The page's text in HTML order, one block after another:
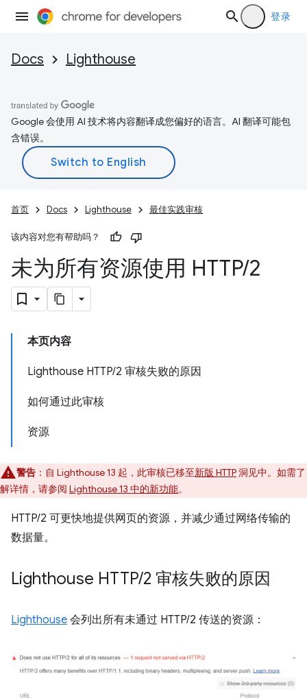
登录
Docs Lighthouse
Google 会使用 AI 技术将内容翻译成您偏好的语言。AI 翻译可能包
含错误。
首页 Docs Lighthouse 最佳实践审核
该内容对您有帮助吗？
未为所有资源使用 HTTP/2
本页内容
Lighthouse HTTP/2 审核失败的原因
如何通过此审核
资源
警告 ：自 Lighthouse 13 起，此审核已移至新版 HTTP洞见中。如需了
解详情，请参阅 Lighthouse 13 中的新功能。
HTTP/2 可更快地提供网页的资源，并减少通过网络传输的
数据量。
Lighthouse HTTP/2 审核失败的原因
Lighthouse 会列出所有未通过 HTTP/2 传送的资源：